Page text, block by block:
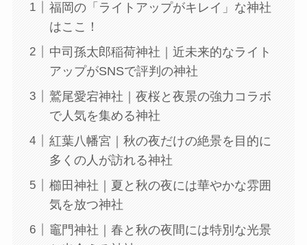
福岡の「ライトアップがキレイ」な神社
はここ！
中司孫太郎稲荷神社｜近未来的なライト
アップがSNSで評判の神社
鷲尾愛宕神社｜夜桜と夜景の強力コラボ
で人気を集める神社
紅葉八幡宮｜秋の夜だけの絶景を目的に
多くの人が訪れる神社
櫛田神社｜夏と秋の夜には華やかな雰囲
気を放つ神社
竈門神社｜春と秋の夜間には特別な光景